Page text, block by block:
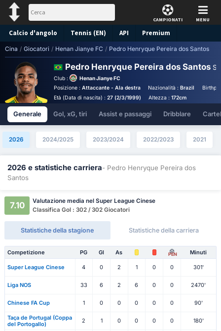
CAMPIONATI MENU
Calcio d'angolo Tennis (EN) API Premium
Pronostico
Cina / Giocatori / Henan Jianye FC / Pedro Henryque Pereira dos Santos
Pedro Henryque Pereira dos Santos
Club :
Henan Jianye FC
Posizione : Attaccante - Ala destra Nazionalità :Brazil
Età (Data di nascita) : 27 (2/3/1999) Altezza :172cm
Generale Gol, xG, tiri Assist e passaggi Dribblare
2026 2024/2025 2023/2024 2022/2023 2021
2026 e statistiche carriera- Pedro Henryque Pereira dos
Santos
7.10
Valutazione media nel Super League Cinese
Classifica Gol : 302 / 302 Giocatori
Statistiche della stagione Statistiche della carriera
Competizione PG Gl As PEN Minuti
Super League Cinese 4 0 2 1 0 0 301'
Liga NOS 33 6 2 6 0 0 2470'
Chinese FA Cup 1 0 0 0 0 0 90'
Taça de Portugal (Coppa
del Portogallo)
2 1 0 0 0 0 180'